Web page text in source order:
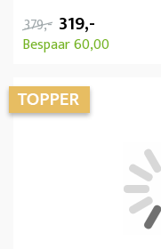
379,- 319,-
Bespaar 60,00